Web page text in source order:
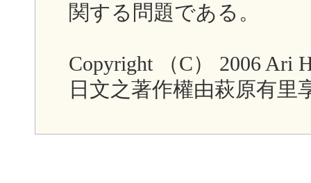
関する問題である。
Copyright （C） 2006 Ari
日文之著作權由萩原有里